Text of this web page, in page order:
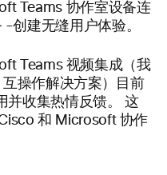
Teams 协作室设备连
创建无缝用户体验。
Teams 视频集成（我
操作解决方案）目前
并收集热情反馈。 这
和 Microsoft 协作